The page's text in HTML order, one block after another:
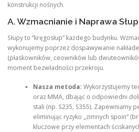
konstrukcji nośnych.
A. Wzmacnianie i Naprawa
Słupy to “kręgosłup” każdego budynku.
wykonujemy poprzez dospawywanie
(płaskowników, ceowników lub
moment bezwładności przekroju.
Nasza metoda: Wykorzystujemy
oraz MMA, dbając o odpowiedni
stali (np. S235, S355). Zapewniamy
eliminując ryzyko „zimnych spoin”
kluczowe przy elementach